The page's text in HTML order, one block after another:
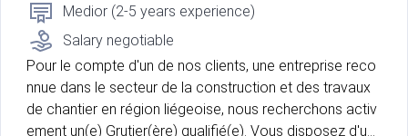
Medior (2-5 years experience)
Salary negotiable
Pour le compte d'un de nos clients, une entreprise reco
nnue dans le secteur de la construction et des travaux
de chantier en région liégeoise, nous recherchons activ
ement un(e) Grutier(ère) qualifié(e). Vous disposez d'un